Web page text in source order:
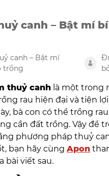
canh – Bật mí
canh – Bật mí
trồng
thuỷ canh là một trong
rau hiện đại và tiện
bà con có thể trồng
cần đất trồng. Vậy để
phương pháp thuỷ
bạn hãy cùng Apon
bài viết sau.